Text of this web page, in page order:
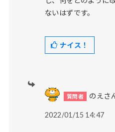
ないはずです。
ナイス！
のえさ
2022/01/15 14:47